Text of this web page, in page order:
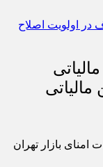
امنای بازار تهران